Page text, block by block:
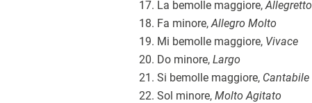
17. La bemolle maggiore,Allegretto
18. Fa minore,Allegro Molto
19. Mi bemolle maggiore, Vivace
20. Do minore, Largo
21. Si bemolle maggiore, Cantabile
22. Sol minore, Molto Agitato